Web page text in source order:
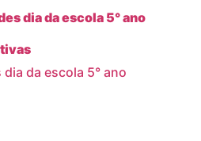
da escola 5° ano